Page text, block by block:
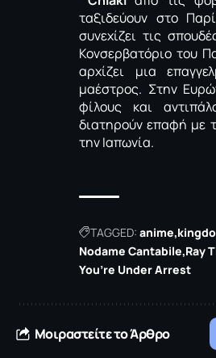
ταξιδεύουν στο
συνεχίζει τις
Κονσερβατόριο του
αρχίζει μια
μαέστρος. Στην
φίλους και
διατηρούν επαφή με
την Ιαπωνία.
TAGGED: anime
Nodame Cantabile Ray
You’re Under Arrest
Μοιραστείτε το Άρθρο